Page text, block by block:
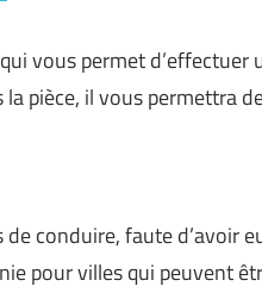
vous permet
pièce, il vous permettra
de conduire, faute
pour villes qui peuvent